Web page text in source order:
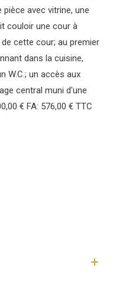
avec vitrine, une
couloir une cour à
cette cour; au premier
dans la cuisine,
W.C.; un accès aux
central muni d'une
€ FA: 576,00 € TTC